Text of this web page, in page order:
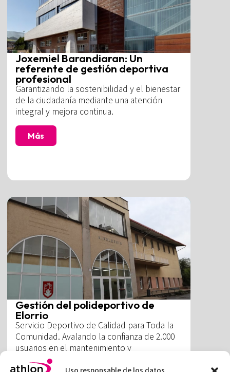
Joxemiel Barandiaran: Un
referente de gestión deportiva
profesional
Garantizando la sostenibilidad y el bienestar
de la ciudadanía mediante una atención
integral y mejora continua.
Más
Gestión del polideportivo de
Elorrio
Servicio Deportivo de Calidad para Toda la
Comunidad. Avalando la confianza de 2.000
usuarios en el mantenimiento y
monitorización de las instalaciones.